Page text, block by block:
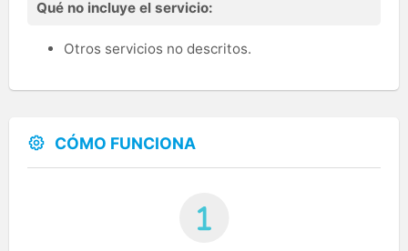
Qué no incluye el servicio:
Otros servicios no descritos.
CÓMO FUNCIONA